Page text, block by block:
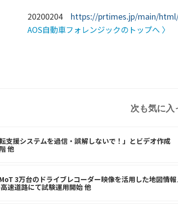
20200204
https://prtimes.jp/main/
AOS自動車フォレンジックのトップへ 〉
次も気に入
支援システムを過信・誤解しないで！」とビデオ作成
他
3万台のドライブレコーダー映像を活用した地図情
速道路にて試験運用開始 他